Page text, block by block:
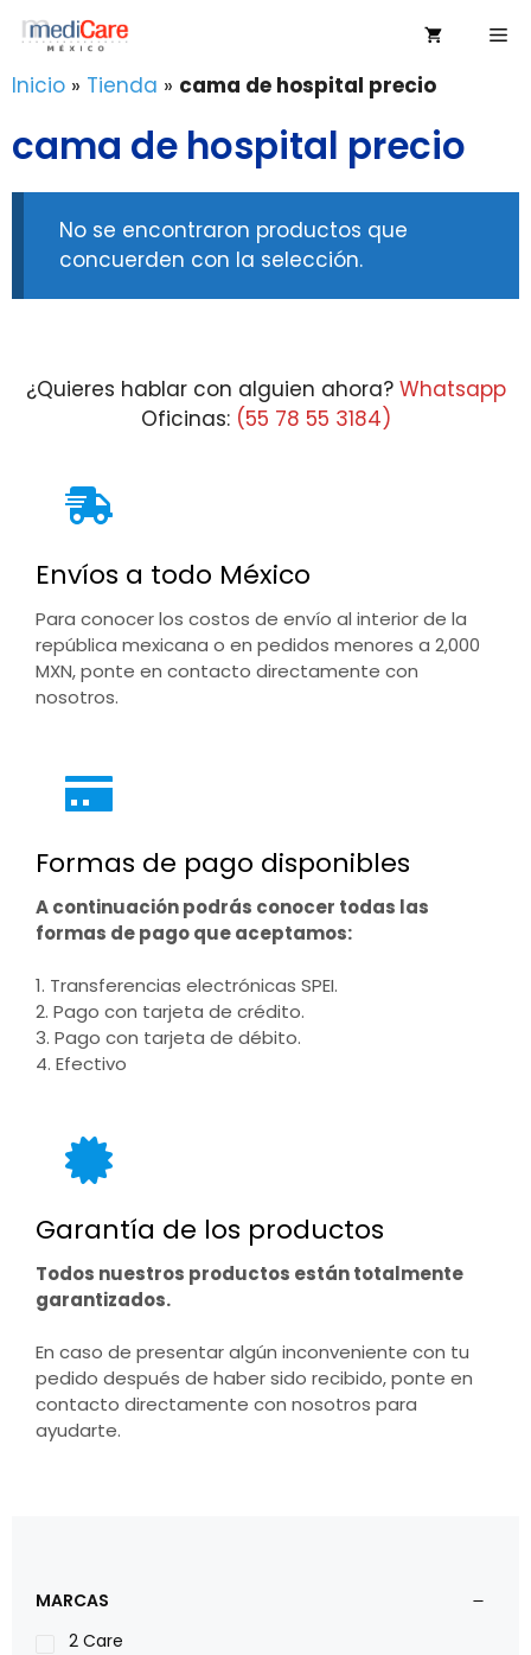
Saltar
contenido
Inicio » Tienda » cama de hospital precio
cama de hospital precio
No se encontraron productos que
concuerden con la selección.
¿Quieres hablar con alguien ahora? Whatsapp
Oficinas: (55 78 55 3184)
Envíos a todo México
Para conocer los costos de envío al interior de la
república mexicana o en pedidos menores a 2,000
MXN, ponte en contacto directamente con
nosotros.
Formas de pago disponibles
A continuación podrás conocer todas las
formas de pago que aceptamos:
1. Transferencias electrónicas SPEI.
2. Pago con tarjeta de crédito.
3. Pago con tarjeta de débito.
4. Efectivo
Garantía de los productos
Todos nuestros productos están totalmente
garantizados.
En caso de presentar algún inconveniente con tu
pedido después de haber sido recibido, ponte en
contacto directamente con nosotros para
ayudarte.
MARCAS
2 Care